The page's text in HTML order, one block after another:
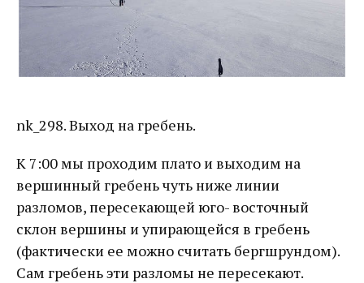
nk_298. Выход на гребень.
К 7:00 мы проходим плато и выходим на
вершинный гребень чуть ниже линии
разломов, пересекающей юго- восточный
склон вершины и упирающейся в гребень
(фактически ее можно считать бергшрундом).
Сам гребень эти разломы не пересекают.